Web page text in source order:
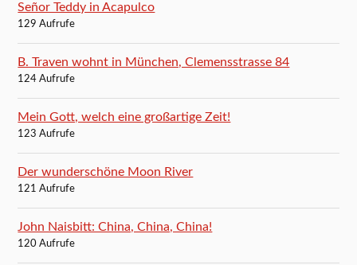
Señor Teddy in Acapulco
129 Aufrufe
B. Traven wohnt in München, Clemensstrasse 84
124 Aufrufe
Mein Gott, welch eine großartige Zeit!
123 Aufrufe
Der wunderschöne Moon River
121 Aufrufe
John Naisbitt: China, China, China!
120 Aufrufe